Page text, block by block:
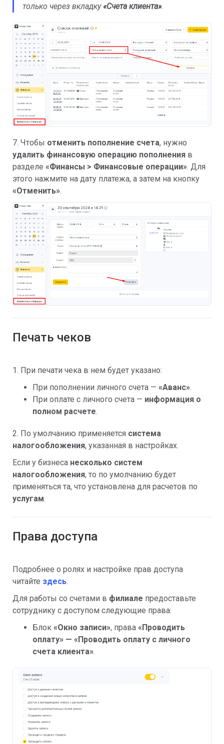
только через вкладку«Счета клиента».
7. Чтобы отменить пополнение счета, нужно
удалить финансовую операцию пополнения в
разделе «Финансы > Финансовые операции». Для
этого нажмите на дату платежа, а затем на кнопку
«Отменить».
Печать чеков
1. При печати чека в нем будет указано:
При пополнении личного счета — «Аванс».
При оплате с личного счета — информация о
полном расчете.
2. По умолчанию применяется система
налогообложения, указанная в настройках.
Если у бизнеса несколько систем
налогообложения, то по умолчанию будет
применяться та, что установлена для расчетов по
услугам.
Права доступа
Подробнее о ролях и настройке прав доступа
читайте здесь.
Для работы со счетами в филиале предоставьте
сотруднику с доступом следующие права:
Блок «Окно записи», права « Проводить
оплату» — « Проводить оплату с личного
счета клиента».